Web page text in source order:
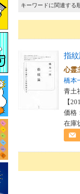
キーワードに関連する
指
心霊
橋本
青土
【
価格
在庫